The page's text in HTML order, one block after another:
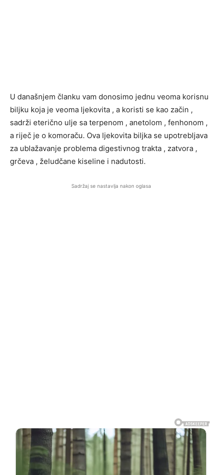
U današnjem članku vam donosimo jednu veoma korisnu
biljku koja je veoma ljekovita , a koristi se kao začin ,
sadrži eterično ulje sa terpenom , anetolom , fenhonom ,
a riječ je o komoraču. Ova ljekovita biljka se upotrebljava
za ublažavanje problema digestivnog trakta , zatvora ,
grčeva , želudčane kiseline i nadutosti.
Sadržaj se nastavlja nakon oglasa